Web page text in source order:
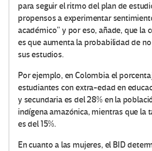
para seguir el ritmo del plan de
propensos a experimentar
académico” y por eso, añade, que la
es que aumenta la probabilidad de
sus estudios.
Por ejemplo, en Colombia el
estudiantes con extra-edad en
y secundaria es del 28% en la
indígena amazónica, mientras que la
es del 15%.
En cuanto a las mujeres, el BID